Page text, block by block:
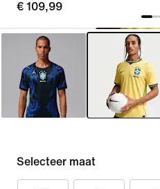
€ 109,99
Selecteer maat